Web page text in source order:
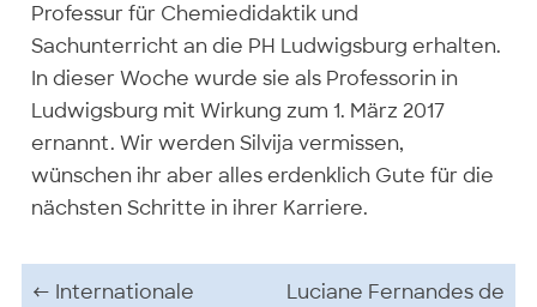
Professur für Chemiedidaktik und
Sachunterricht an die PH Ludwigsburg erhalten.
In dieser Woche wurde sie als Professorin in
Ludwigsburg mit Wirkung zum 1. März 2017
ernannt. Wir werden Silvija vermissen,
wünschen ihr aber alles erdenklich Gute für die
nächsten Schritte in ihrer Karriere.
Beitrags-Navigation
← Internationale
Luciane Fernandes de